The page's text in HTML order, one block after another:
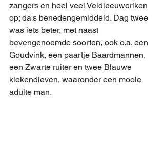
zangers en heel veel Veldleeuweriken
op; da's benedengemiddeld. Dag twee
was iets beter, met naast
bevengenoemde soorten, ook o.a. een
Goudvink, een paartje Baardmannen,
een Zwarte ruiter en twee Blauwe
kiekendieven, waaronder een mooie
adulte man.